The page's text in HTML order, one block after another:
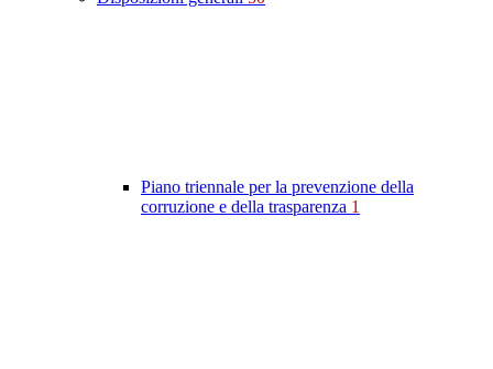
Piano triennale per la prevenzione della
corruzione e della trasparenza 1